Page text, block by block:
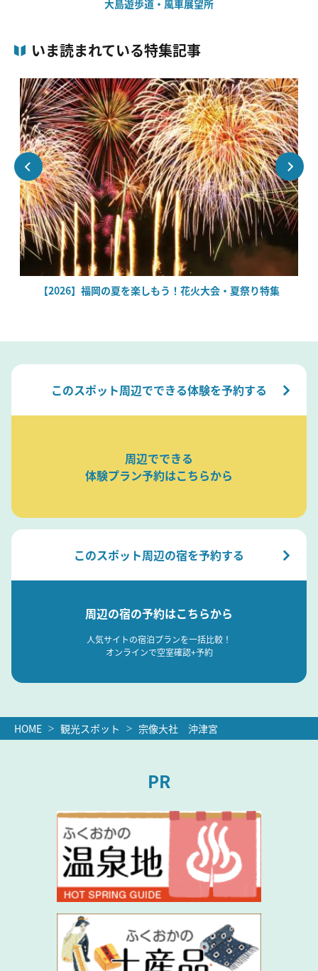
大島遊歩道・風車展望所
いま読まれている特集記事
【2026】福岡の夏を楽しもう！花火大会・夏祭り特集
このスポット周辺でできる体験を予約する
周辺でできる
体験プラン予約はこちらから
このスポット周辺の宿を予約する
周辺の宿の予約はこちらから
人気サイトの宿泊プランを一括比較！
オンラインで空室確認+予約
HOME 観光スポット 宗像大社 沖津宮
PR